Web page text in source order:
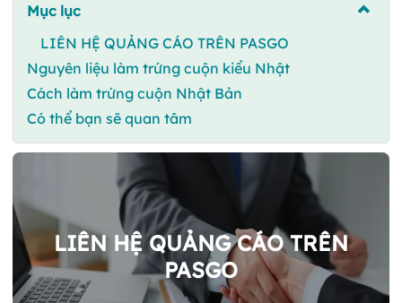
Mục lục
LIÊN HỆ QUẢNG CÁO TRÊN PASGO
Nguyên liệu làm trứng cuộn kiểu Nhật
Cách làm trứng cuộn Nhật Bản
Có thể bạn sẽ quan tâm
LIÊN HỆ QUẢNG CÁO TRÊN
PASGO